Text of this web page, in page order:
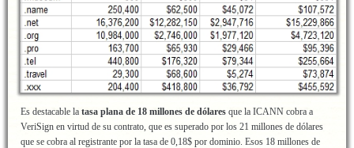
Es destacable la tasa plana de 18 millones de dólares que la ICANN cobra a
VeriSign en virtud de su contrato, que es superado por los 21 millones de dólares
que se cobra al registrante por la tasa de 0,18$ por dominio. Esos 18 millones de